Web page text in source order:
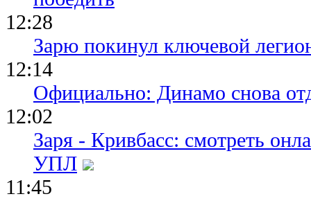
12:28
Зарю покинул ключевой
12:14
Официально: Динамо снова
12:02
Заря - Кривбасс: смотреть
УПЛ
11:45